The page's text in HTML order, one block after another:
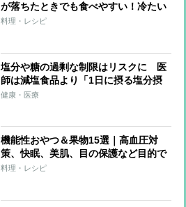
が落ちたときでも食べやすい！冷たい
スイーツレシピ3つ
料理・レシピ
塩分や糖の過剰な制限はリスクに 医
師は減塩食品より「1日に摂る塩分摂
取量の把握・管理」をすすめる
健康・医療
機能性おやつ＆果物15選｜高血圧対
策、快眠、美肌、目の保護など目的で
選ぶ
料理・レシピ